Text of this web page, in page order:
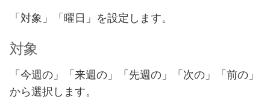
「対象」「曜日」を設定します。
対象
「今週の」「来週の」「先週の」「次の」「前の」
から選択します。